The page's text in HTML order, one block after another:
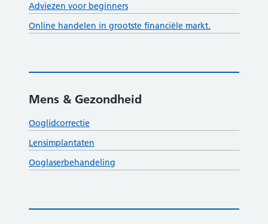
Adviezen voor beginners
Online handelen in grootste financiële markt.
Mens & Gezondheid
Ooglidcorrectie
Lensimplantaten
Ooglaserbehandeling